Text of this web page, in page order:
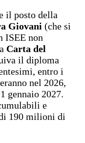
il posto della
Giovani (che si
ISEE non
Carta del
il diploma
entro i
nel 2026,
gennaio 2027.
e
190 milioni di